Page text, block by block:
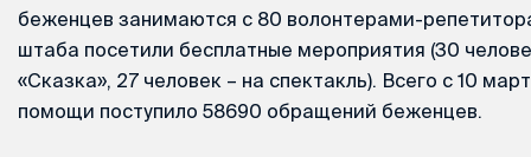
беженцев занимаются с 80 волонтерами-
штаба посетили бесплатные мероприятия (30
«Сказка», 27 человек – на спектакль). Всего с 10
помощи поступило 58690 обращений беженцев.